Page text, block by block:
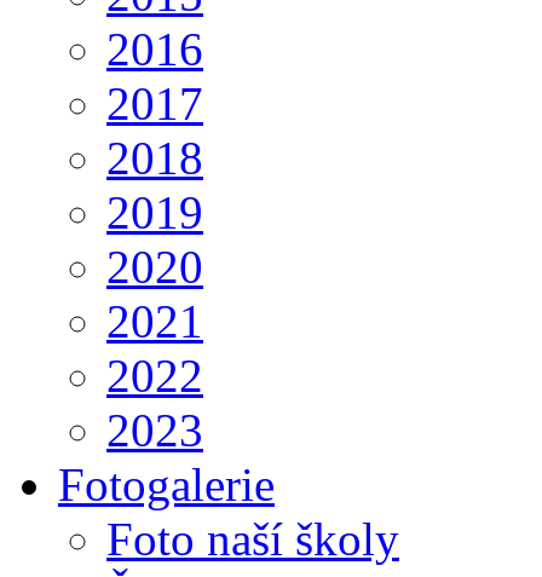
2016
2017
2018
2019
2020
2021
2022
2023
Fotogalerie
Foto naší školy